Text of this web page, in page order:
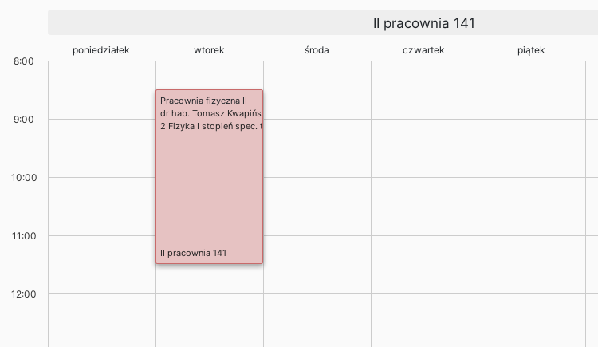
II pracownia 141
8:00
9:00
10:00
11:00
12:00
poniedziałek wtorek środa czwartek piątek
Pracownia fizyczna II
dr hab. Tomasz Kwapiński
2 Fizyka I stopień spec. teoretyczna i astrofizyka
II pracownia 141